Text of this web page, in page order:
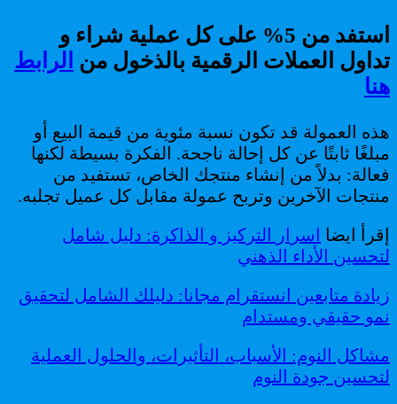
استفد من 5% على كل عملية شراء و
تداول العملات الرقمية بالذخول من الرابط
هنا
هذه العمولة قد تكون نسبة مئوية من قيمة البيع أو
مبلغًا ثابتًا عن كل إحالة ناجحة. الفكرة بسيطة لكنها
فعالة: بدلاً من إنشاء منتجك الخاص، تستفيد من
منتجات الآخرين وتربح عمولة مقابل كل عميل تجلبه.
إقرأ ايضا اسرار التركيز و الذاكرة: دليل شامل
لتحسين الأداء الذهني
زيادة متابعين انستقرام مجانا: دليلك الشامل لتحقيق
نمو حقيقي ومستدام
مشاكل النوم: الأسباب، التأثيرات، والحلول العملية
لتحسين جودة النوم